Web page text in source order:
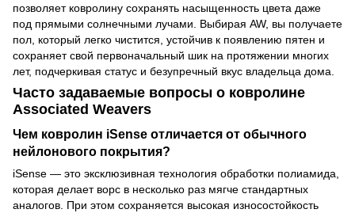
позволяет ковролину сохранять насыщенность цвета даже
под прямыми солнечными лучами. Выбирая AW, вы получаете
пол, который легко чистится, устойчив к появлению пятен и
сохраняет свой первоначальный шик на протяжении многих
лет, подчеркивая статус и безупречный вкус владельца дома.
Часто задаваемые вопросы о ковролине
Associated Weavers
Чем ковролин iSense отличается от обычного
нейлонового покрытия?
iSense — это эксклюзивная технология обработки полиамида,
которая делает ворс в несколько раз мягче стандартных
аналогов. При этом сохраняется высокая износостойкость